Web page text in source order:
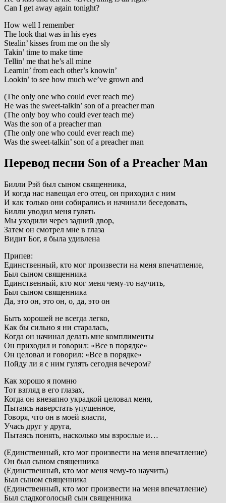
Can I get away again tonight?
How well I remember
The look that was in his eyes
Stealin’ kisses from me on the sly
Takin’ time to make time
Tellin’ me that he’s all mine
Learnin’ from each other’s knowin’
Lookin’ to see how much we’ve grown and
(The only one who could ever reach me)
He was the sweet-talkin’ son of a preacher man
(The only boy who could ever teach me)
Was the son of a preacher man
(The only one who could ever reach me)
Was the sweet-talkin’ son of a preacher man
Перевод песни Son of a Preacher Man
Билли Рэй был сыном священника,
И когда нас навещал его отец, он приходил с ним
И как только они собирались и начинали беседовать,
Билли уводил меня гулять
Мы уходили через задний двор,
Затем он смотрел мне в глаза
Видит Бог, я была удивлена
Припев:
Единственный, кто мог произвести на меня впечатление,
Был сыном священника
Единственный, кто мог меня чему-то научить,
Был сыном священника
Да, это он, это он, о, да, это он
Быть хорошей не всегда легко,
Как бы сильно я ни старалась,
Когда он начинал делать мне комплименты
Он приходил и говорил: «Все в порядке»
Он целовал и говорил: «Все в порядке»
Пойду ли я с ним гулять сегодня вечером?
Как хорошо я помню
Тот взгляд в его глазах,
Когда он внезапно украдкой целовал меня,
Пытаясь наверстать упущенное,
Говоря, что он в моей власти,
Учась друг у друга,
Пытаясь понять, насколько мы взрослые и…
(Единственный, кто мог произвести на меня впечатление)
Он был сыном священника
(Единственный, кто мог меня чему-то научить)
Был сыном священника
(Единственный, кто мог произвести на меня впечатление)
Был сладкоголосый сын священника